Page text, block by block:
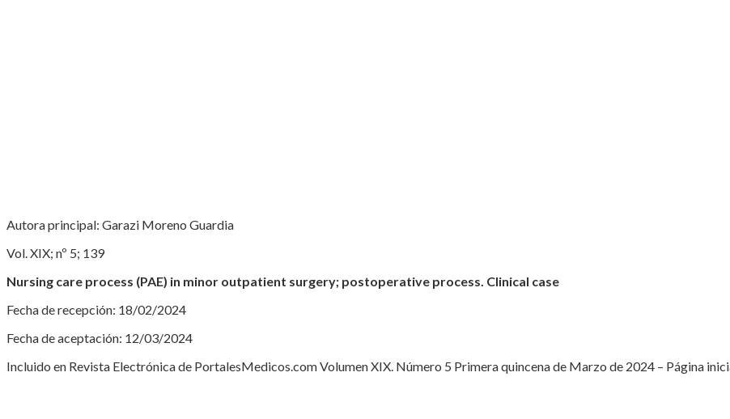
Autora principal: Garazi Moreno Guardia
Vol. XIX; nº 5; 139
Nursing care process (PAE) in minor outpatient surgery; postoperative process. Clinical case
Fecha de recepción: 18/02/2024
Fecha de aceptación: 12/03/2024
Incluido en Revista Electrónica de PortalesMedicos.com Volumen XIX. Número 5 Primera quincena de Marzo de 2024 – Página